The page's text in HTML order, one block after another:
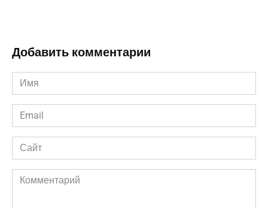
Добавить комментарии
Имя
*
Email
*
Сайт
Комментарий